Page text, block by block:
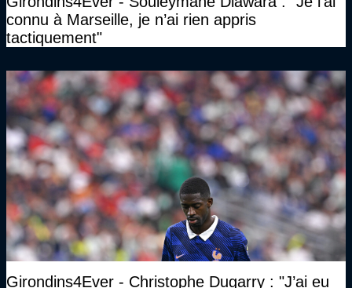
connu à Marseille, je n’ai rien appris
tactiquement"
Girondins4Ever - Christophe Dugarry : "J’ai eu